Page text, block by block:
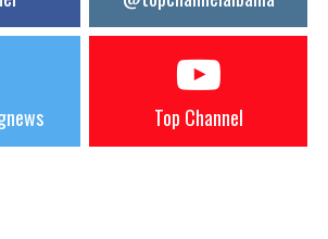
Top Channel